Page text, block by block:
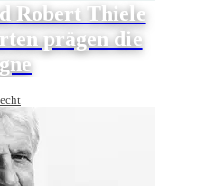
Robert Thiele
prägen die